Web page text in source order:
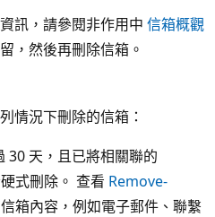
訊，請參閱非作用中 信箱概觀
，然後再刪除信箱。
情況下刪除的信箱：
30 天，且已將相關聯的
式刪除。 查看 Remove-
箱內容，例如電子郵件、聯繫